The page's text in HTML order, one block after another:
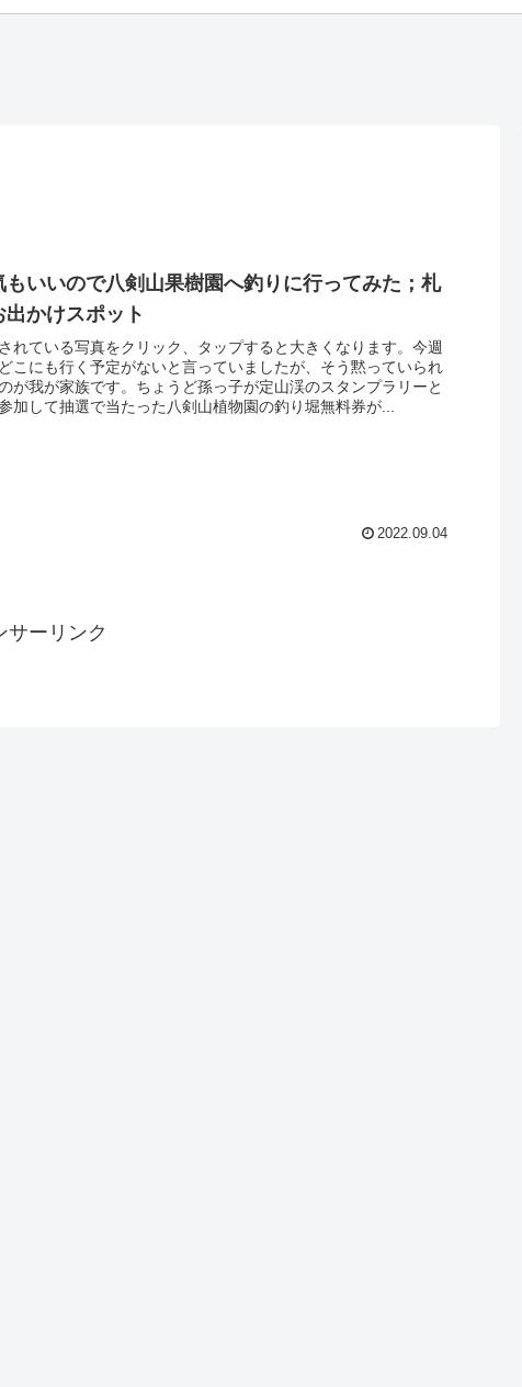
もいいので八剣山果樹園へ釣りに行ってみた；札
出かけスポット
れている写真をクリック、タップすると大きくなります。今週
こにも行く予定がないと言っていましたが、そう黙っていられ
が我が家族です。ちょうど孫っ子が定山渓のスタンプラリーと
加して抽選で当たった八剣山植物園の釣り堀無料券が...
2022.09.04
サーリンク